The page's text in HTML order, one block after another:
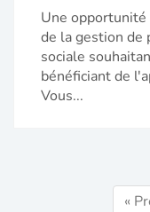
Une
de la gestion de
sociale
bénéficiant de
Vous...
«